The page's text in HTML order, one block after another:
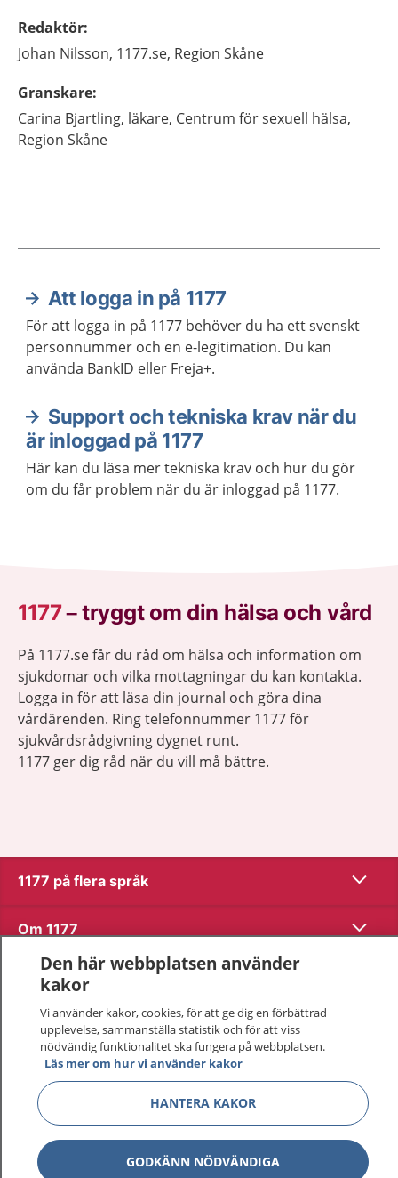
Redaktör:
Johan Nilsson, 1177.se, Region Skåne
Granskare:
Carina Bjartling, läkare, Centrum för sexuell hälsa,
Region Skåne
Aktuella artiklar
Att logga in på 1177
För att logga in på 1177 behöver du ha ett svenskt
personnummer och en e-legitimation. Du kan
använda BankID eller Freja+.
Support och tekniska krav när du
är inloggad på 1177
Här kan du läsa mer tekniska krav och hur du gör
om du får problem när du är inloggad på 1177.
1177–tryggt om din hälsa och vård
På 1177.se får du råd om hälsa och information om
sjukdomar och vilka mottagningar du kan kontakta.
Logga in för att läsa din journal och göra dina
vårdärenden. Ring telefonnummer 1177 för
sjukvårdsrådgivning dygnet runt.
1177 ger dig råd när du vill må bättre.
1177 på flera språk Visa
Om 1177 Visa
Kontakt
Behandling av personuppgifter
Hantering av kakor
Inställningar för kakor
Den här webbplatsen använder
kakor
Vi använder kakor, cookies, för att ge dig en förbättrad
upplevelse, sammanställa statistik och för att viss
nödvändig funktionalitet ska fungera på webbplatsen.
Läs mer om hur vi använder kakor
HANTERA KAKOR
GODKÄNN NÖDVÄNDIGA